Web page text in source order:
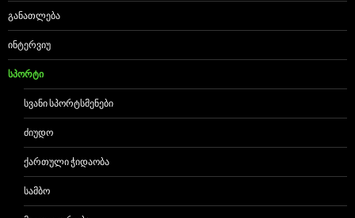
ᲒᲐᲜᲐᲗᲚᲔᲑᲐ
ᲘᲜᲢᲔᲠᲕᲘᲣ
ᲡᲞᲝᲠᲢᲘ
ᲡᲕᲐᲜᲘ ᲡᲞᲝᲠᲢᲡᲛᲔᲜᲔᲑᲘ
ᲫᲘᲣᲓᲝ
ᲥᲐᲠᲗᲣᲚᲘ ᲭᲘᲓᲐᲝᲑᲐ
ᲡᲐᲛᲑᲝ